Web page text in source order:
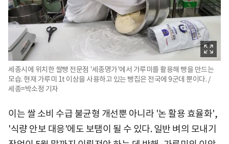
세종시에 위치한 쌀빵 전문점 '세종명가'에서 가루미를 활용해 빵을 만드는
모습. 현재 가루미 1t 이상을 사용하고 있는 빵집은 전국에 9군데 뿐이다. /
세종=박소정 기자
이는 쌀 소비 수급 불균형 개선뿐 아니라 '논 활용 효율화',
'식량 안보 대응'에도 보탬이 될 수 있다. 일반 벼의 모내기